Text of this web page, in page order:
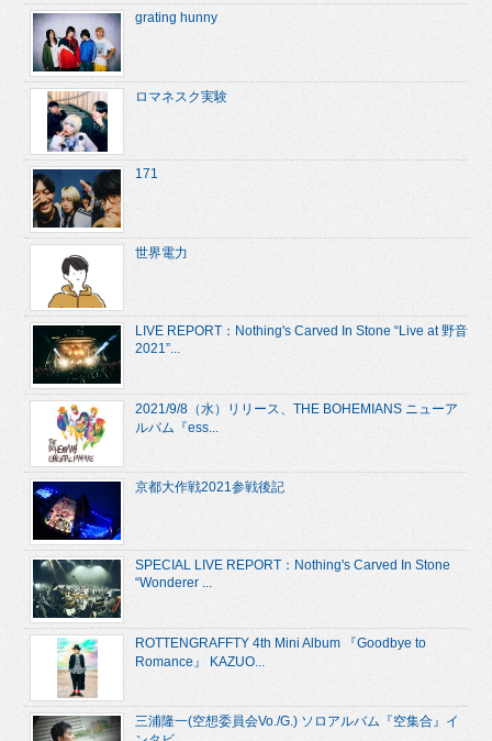
grating hunny
ロマネスク実験
171
世界電力
LIVE REPORT：Nothing's Carved In Stone “Live at 野音
2021”...
2021/9/8（水）リリース、THE BOHEMIANS ニューア
ルバム『ess...
京都大作戦2021参戦後記
SPECIAL LIVE REPORT：Nothing's Carved In Stone
“Wonderer ...
ROTTENGRAFFTY 4th Mini Album 『Goodbye to
Romance』 KAZUO...
三浦隆一(空想委員会Vo./G.) ソロアルバム『空集合』イ